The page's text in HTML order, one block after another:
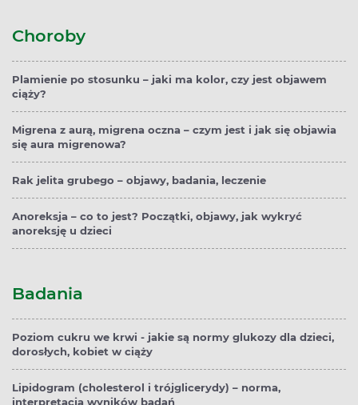
Choroby
Plamienie po stosunku – jaki ma kolor, czy jest objawem
ciąży?
Migrena z aurą, migrena oczna – czym jest i jak się objawia
się aura migrenowa?
Rak jelita grubego – objawy, badania, leczenie
Anoreksja – co to jest? Początki, objawy, jak wykryć
anoreksję u dzieci
Badania
Poziom cukru we krwi - jakie są normy glukozy dla dzieci,
dorosłych, kobiet w ciąży
Lipidogram (cholesterol i trójglicerydy) – norma,
interpretacja wyników badań